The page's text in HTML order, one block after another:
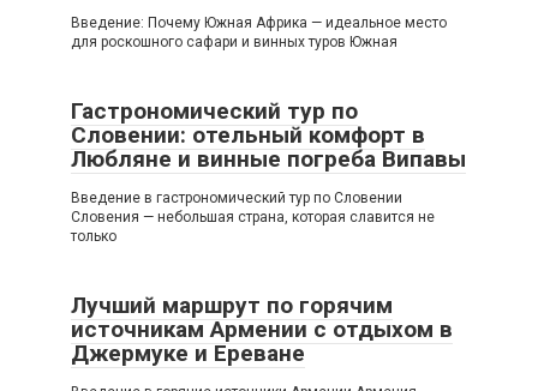
Введение: Почему Южная Африка — идеальное место
для роскошного сафари и винных туров Южная
Гастрономический тур по
Словении: отельный комфорт в
Любляне и винные погреба Випавы
Введение в гастрономический тур по Словении
Словения — небольшая страна, которая славится не
только
Лучший маршрут по горячим
источникам Армении с отдыхом в
Джермуке и Ереване